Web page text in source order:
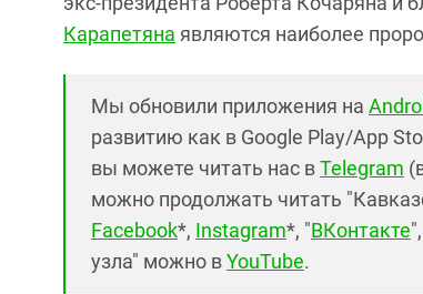
Карапетяна являются наиболее
Мы обновили приложения на
развитию как в Google Play/App
вы можете читать нас вTelegram
можно продолжать читать
Facebook*, Instagram*, "ВКонтакте
узла" можно вYouTube.